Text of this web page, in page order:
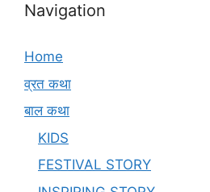
Navigation
Home
व्रत कथा
बाल कथा
KIDS
FESTIVAL STORY